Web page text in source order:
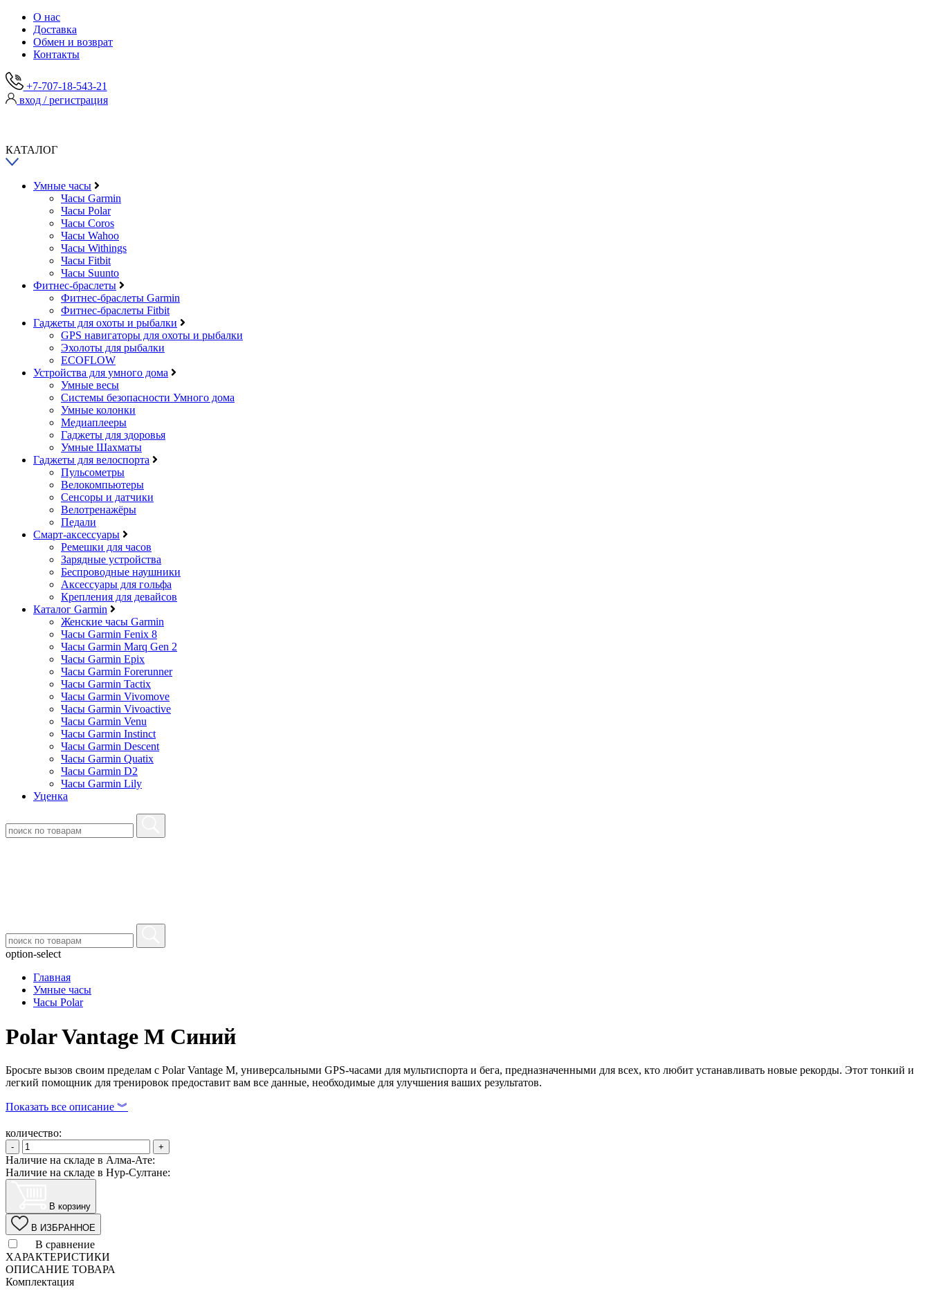
О нас
Доставка
Обмен и возврат
Контакты
+7-707-18-543-21
вход / регистрация
КАТАЛОГ
Умные часы
Часы Garmin
Часы Polar
Часы Coros
Часы Wahoo
Часы Withings
Часы Fitbit
Часы Suunto
Фитнес-браслеты
Фитнес-браслеты Garmin
Фитнес-браслеты Fitbit
Гаджеты для охоты и рыбалки
GPS навигаторы для охоты и рыбалки
Эхолоты для рыбалки
ECOFLOW
Устройства для умного дома
Умные весы
Системы безопасности Умного дома
Умные колонки
Медиаплееры
Гаджеты для здоровья
Умные Шахматы
Гаджеты для велоспорта
Пульсометры
Велокомпьютеры
Сенсоры и датчики
Велотренажёры
Педали
Смарт-аксессуары
Ремешки для часов
Зарядные устройства
Беспроводные наушники
Аксессуары для гольфа
Крепления для девайсов
Каталог Garmin
Женские часы Garmin
Часы Garmin Fenix 8
Часы Garmin Marq Gen 2
Часы Garmin Epix
Часы Garmin Forerunner
Часы Garmin Tactix
Часы Garmin Vivomove
Часы Garmin Vivoactive
Часы Garmin Venu
Часы Garmin Instinct
Часы Garmin Descent
Часы Garmin Quatix
Часы Garmin D2
Часы Garmin Lily
Уценка
option-select
Главная
Умные часы
Часы Polar
Polar Vantage M Синий
Бросьте вызов своим пределам с Polar Vantage M, универсальными GPS-часами для мультиспорта и бега, предназначенными для всех, кто любит устанавливать новые рекорды. Этот тонкий и
легкий помощник для тренировок предоставит вам все данные, необходимые для улучшения ваших результатов.
Показать все описание ︾
количество:
- +
Наличие на складе в Алма-Ате:
Наличие на складе в Нур-Султане:
В корзину
В ИЗБРАННОЕ
В сравнение
ХАРАКТЕРИСТИКИ
ОПИСАНИЕ ТОВАРА
Комплектация